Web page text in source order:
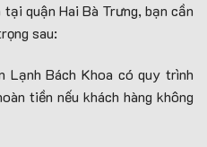
quận Hai Bà Trưng, bạn cần
sau:
Lạnh Bách Khoa có quy trình
tiền nếu khách hàng không